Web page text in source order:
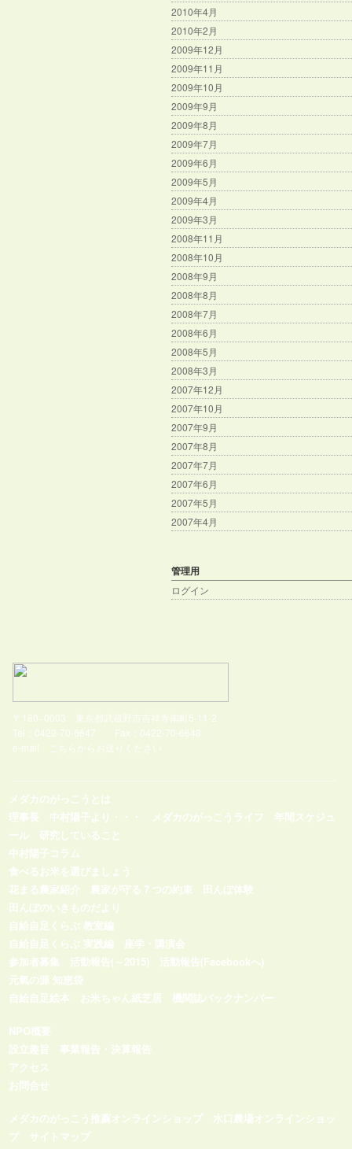
2010年4月
2010年2月
2009年12月
2009年11月
2009年10月
2009年9月
2009年8月
2009年7月
2009年6月
2009年5月
2009年4月
2009年3月
2008年11月
2008年10月
2008年9月
2008年8月
2008年7月
2008年6月
2008年5月
2008年3月
2007年12月
2007年10月
2007年9月
2007年8月
2007年7月
2007年6月
2007年5月
2007年4月
管理用
ログイン
〒180−0003 東京都武蔵野市吉祥寺南町5-11-2
Tel：0422-70-6647 Fax：0422-70-6648
e-mail
こちらからお送りください
メダカのがっこうとは
理事長 中村陽子より・・・
メダカのがっこうライフ
年間スケジュ
ール
研究していること
中村陽子コラム
食べるお米を選びましょう
花まる農家紹介
農家が守る７つの約束
田んぼ体験
田んぼのいきものだより
自給自足くらぶ 教室編
自給自足くらぶ 実践編
座学・講演会
参加者募集
活動報告(～2015)
活動報告(Facebookへ)
元氣の源 知恵袋
自給自足絵本
お米ちゃん紙芝居 機関誌バックナンバー
NPO概要
設立趣旨
事業報告・決算報告
アクセス
お問合せ
メダカのがっこう推薦オンラインショップ
水口農場オンラインショッ
プ
サイトマップ